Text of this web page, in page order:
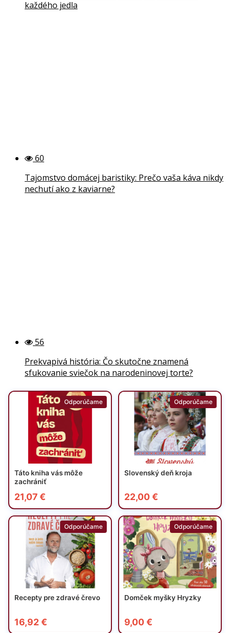
každého jedla
60
Tajomstvo domácej baristiky: Prečo vaša káva nikdy
nechutí ako z kaviarne?
56
Prekvapivá história: Čo skutočne znamená
sfukovanie sviečok na narodeninovej torte?